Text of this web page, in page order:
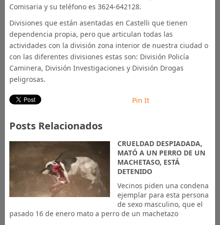
Comisaria y su teléfono es 3624-642128.
Divisiones que están asentadas en Castelli que tienen
dependencia propia, pero que articulan todas las
actividades con la división zona interior de nuestra ciudad o
con las diferentes divisiones estas son: División Policía
Caminera, División Investigaciones y División Drogas
peligrosas.
Pin It
Posts Relacionados
CRUELDAD DESPIADADA,
MATÓ A UN PERRO DE UN
MACHETASO, ESTÁ
DETENIDO
Vecinos piden una condena
ejemplar para esta persona
de sexo masculino, que el
pasado 16 de enero mato a perro de un machetazo